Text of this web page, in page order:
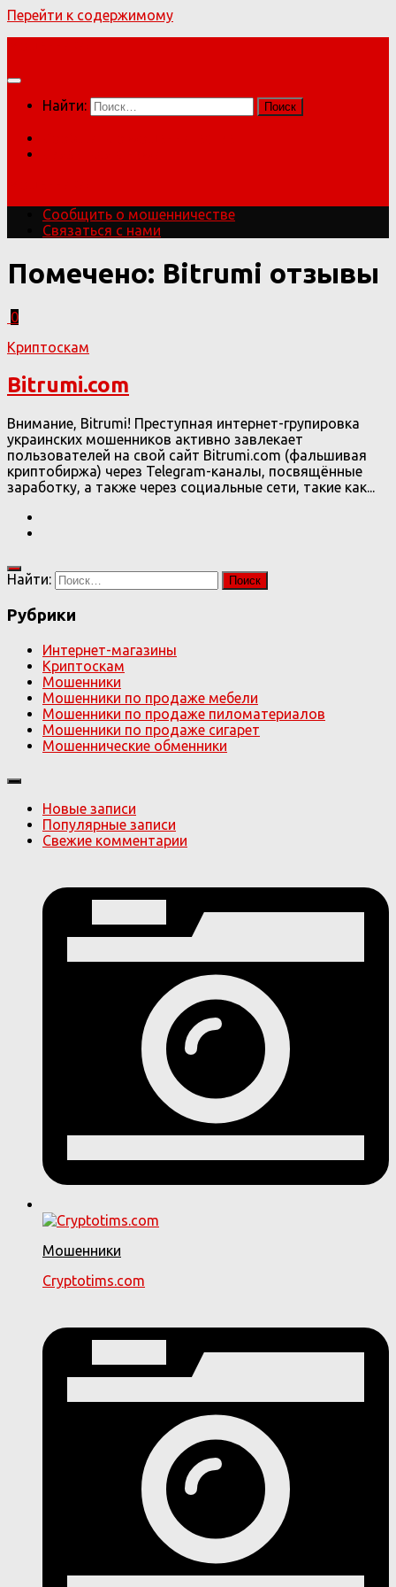
Перейти к содержимому
Найти:
Сообщить о мошенничестве
Связаться с нами
Помечено: Bitrumi отзывы
0
Криптоскам
Bitrumi.com
Внимание, Bitrumi! Преступная интернет-групировка
украинских мошенников активно завлекает
пользователей на свой сайт Bitrumi.com (фальшивая
криптобиржа) через Telegram-каналы, посвящённые
заработку, а также через социальные сети, такие как...
Найти:
Рубрики
Интернет-магазины
Криптоскам
Мошенники
Мошенники по продаже мебели
Мошенники по продаже пиломатериалов
Мошенники по продаже сигарет
Мошеннические обменники
Новые записи
Популярные записи
Свежие комментарии
Мошенники
Cryptotims.com